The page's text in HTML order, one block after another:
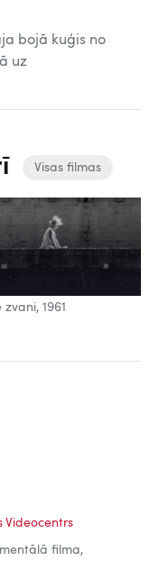
bojā kuģis no
uz
Visas filmas
zvani, 1961
Videocentrs
filma,